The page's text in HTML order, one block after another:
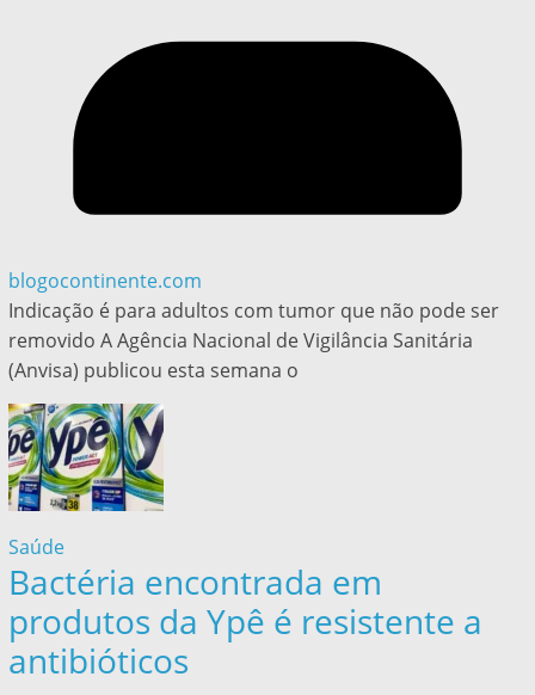
blogocontinente.com
Indicação é para adultos com tumor que não pode ser
removido A Agência Nacional de Vigilância Sanitária
(Anvisa) publicou esta semana o
Saúde
Bactéria encontrada em
produtos da Ypê é resistente a
antibióticos